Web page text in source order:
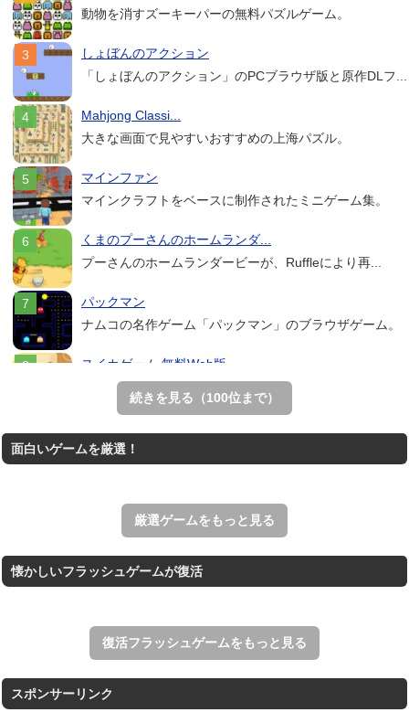
動物を消すズーキーパーの無料パズルゲーム。
しょぼんのアクション
「しょぼんのアクション」のPCブラウザ版と原作DLフ...
Mahjong Classi...
大きな画面で見やすいおすすめの上海パズル。
マインファン
マインクラフトをベースに制作されたミニゲーム集。
くまのプーさんのホームランダ...
プーさんのホームランダービーが、Ruffleにより再...
パックマン
ナムコの名作ゲーム「パックマン」のブラウザゲーム。
スイカゲーム 無料Web版
スイカゲームをスクラッチで再現した無料Web版。
リアルな麻雀牌を使う18種類の上海ゲーム。
すべての矢印を画面外へ導くパズルゲーム。
続きを見る（100位まで）
面白いゲームを厳選！
厳選ゲームをもっと見る
懐かしいフラッシュゲームが復活
復活フラッシュゲームをもっと見る
スポンサーリンク